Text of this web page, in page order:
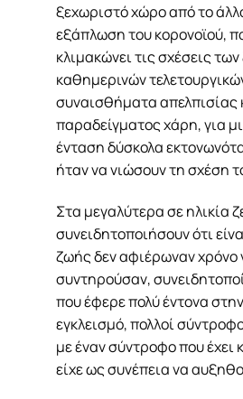
ξεχωριστό χώρο από το
εξάπλωση του κορονοϊού,
κλιμακώνει τις σχέσεις
καθημερινών
συναισθήματα απελπισίας
παραδείγματος χάρη, για
ένταση δύσκολα
ήταν να νιώσουν τη σχέση
Στα μεγαλύτερα σε ηλικία
συνειδητοποιήσουν ότι
ζωής δεν αφιέρωναν χρόνο
συντηρούσαν,
που έφερε πολύ έντονα
εγκλεισμό, πολλοί
με έναν σύντροφο που
είχε ως συνέπεια να